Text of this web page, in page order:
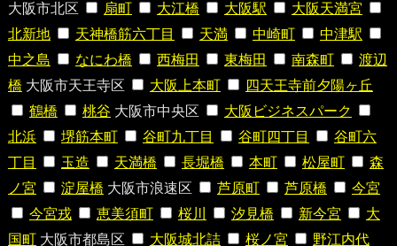
大阪市北区
扇町 大江橋 大阪駅
大阪天満宮
北新地
天神橋筋六丁目 天満 中崎町
中津駅
中之島
なにわ橋 西梅田 東梅田 南森町
渡辺
橋 大阪市天王寺区 大阪上本町
四天王寺前夕陽ヶ丘
鶴橋
桃谷 大阪市中央区
大阪ビジネスパーク
北浜
堺筋本町 谷町九丁目 谷町四丁目
谷町六
丁目
玉造 天満橋 長堀橋 本町 松屋町
森
ノ宮
淀屋橋 大阪市浪速区 芦原町 芦原橋
今宮
今宮戎
恵美須町 桜川 汐見橋 新今宮
大
国町 大阪市都島区 大阪城北詰 桜ノ宮
野江内代